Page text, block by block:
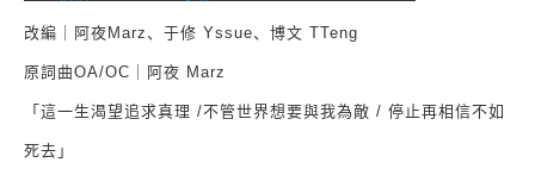
改編｜阿夜 Marz 、于修 Yssue、博文 TTeng
原詞曲OA/OC ｜阿夜 Marz
「這一生渴望追求真理 /不管世界想要與我為敵 / 停止再相信不如
死去」